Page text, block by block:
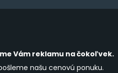
Vám reklamu na čokoľvek.
našu cenovú ponuku.